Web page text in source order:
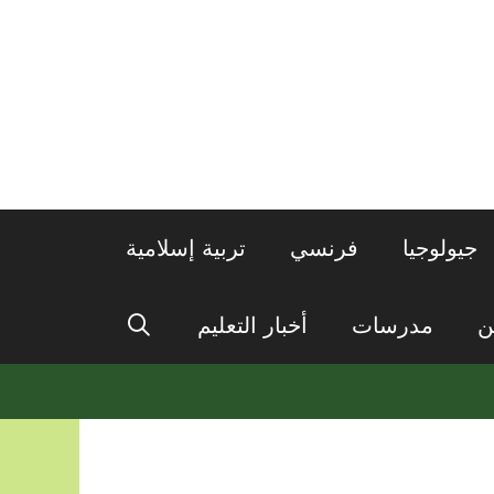
جيولوجيا فرنسي تربية إسلامية
مدرسات أخبار التعليم